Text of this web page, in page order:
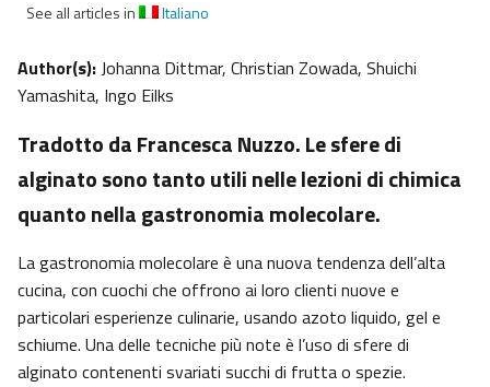
See all articles in
Italiano
Author(s):Johanna Dittmar, Christian Zowada, Shuichi
Yamashita, Ingo Eilks
Tradotto da Francesca Nuzzo. Le sfere di
alginato sono tanto utili nelle lezioni di chimica
quanto nella gastronomia molecolare.
La gastronomia molecolare è una nuova tendenza dell’alta
cucina, con cuochi che offrono ai loro clienti nuove e
particolari esperienze culinarie, usando azoto liquido, gel e
schiume. Una delle tecniche più note è l’uso di sfere di
alginato contenenti svariati succhi di frutta o spezie.